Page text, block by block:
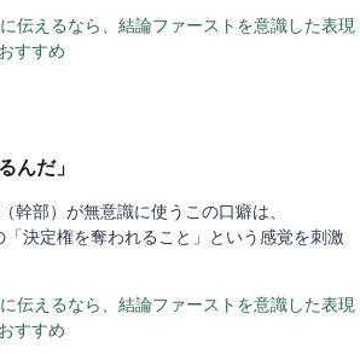
伝えるなら、結論ファーストを意識した表現
すすめ
んだ」
幹部）が無意識に使うこの口癖は、
「決定権を奪われること」という感覚を刺激
伝えるなら、結論ファーストを意識した表現
すすめ